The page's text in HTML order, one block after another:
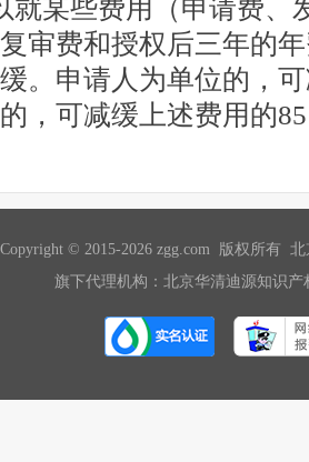
就某些费用（申请费、
审费和授权后三年的
。申请人为单位的，
，可减缓上述费用的
Copyright © 2015-2026 zgg.com 版权所有
旗下代理机构：北京华清迪源知识